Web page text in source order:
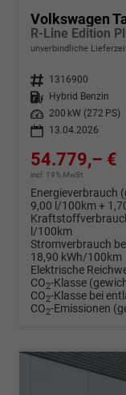
Volkswagen
unverbindliche
Fahrzeugnr. 1316900
Kraftstoff
Hybrid Benzin
Leistung
200 kW (272 PS)
13.04.2026
54.779,– €
incl. 19% MwSt.
Energieverbrauch
9,00 l/100km +
l/100km
Stromverbrauch
18,90 kWh/100km
Elektrische
CO2-Klasse
CO2-Klasse bei
CO2-Emissionen